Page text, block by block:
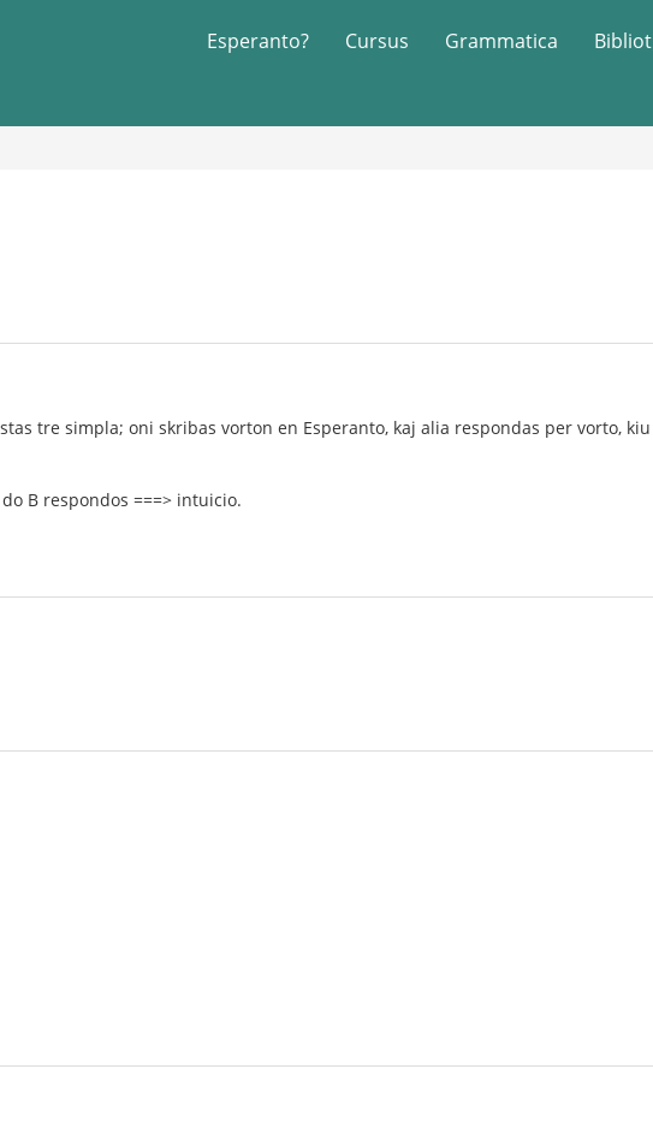
Esperanto? Cursus Grammatica
tre simpla; oni skribas vorton en Esperanto, kaj alia respondas per vorto,
B respondos ===> intuicio.